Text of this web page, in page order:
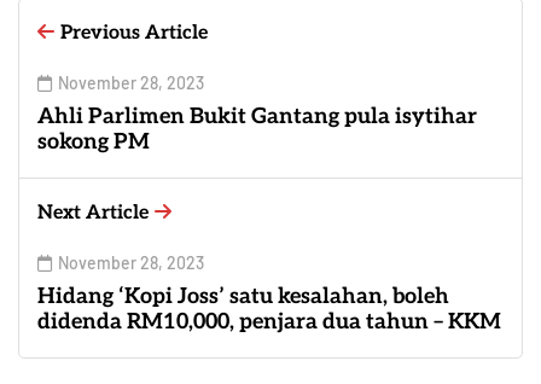
Previous Article
November 28, 2023
Ahli Parlimen Bukit Gantang pula isytihar
sokong PM
Next Article
November 28, 2023
Hidang ‘Kopi Joss’ satu kesalahan, boleh
didenda RM10,000, penjara dua tahun – KKM